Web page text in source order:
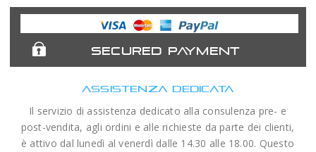
Expert
Telescopes
SECURED PAYMENT
ASSISTENZA DEDICATA
Il servizio di assistenza dedicato alla consulenza pre- e
post-vendita, agli ordini e alle richieste da parte dei clienti,
è attivo dal lunedì al venerdì dalle 14.30 alle 18.00. Questo